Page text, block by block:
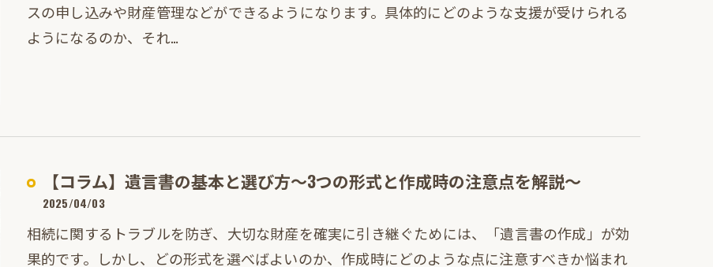
スの申し込みや財産管理などができるようになります。具体的にどのような支援が受けられる
ようになるのか、それ…
【コラム】遺言書の基本と選び方～3つの形式と作成時の注意点を解説～
2025/04/03
相続に関するトラブルを防ぎ、大切な財産を確実に引き継ぐためには、「遺言書の作成」が効
果的です。しかし、どの形式を選べばよいのか、作成時にどのような点に注意すべきか悩まれ